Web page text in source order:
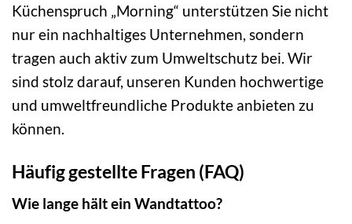
Küchenspruch „Morning“ unterstützen Sie nicht
nur ein nachhaltiges Unternehmen, sondern
tragen auch aktiv zum Umweltschutz bei. Wir
sind stolz darauf, unseren Kunden hochwertige
und umweltfreundliche Produkte anbieten zu
können.
Häufig gestellte Fragen (FAQ)
Wie lange hält ein Wandtattoo?